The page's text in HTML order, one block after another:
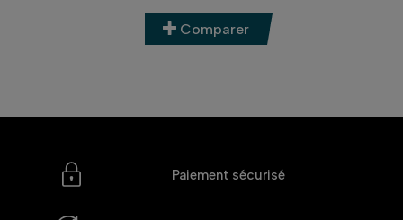
Comparer
Paiement sécurisé